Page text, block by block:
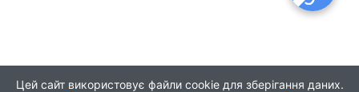
Цей сайт використовує файли cookie для зберігання даних.